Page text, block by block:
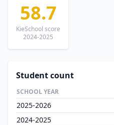
58.7
KieSchool score
2024-2025
Student count
SCHOOL YEAR
2025-2026
2024-2025